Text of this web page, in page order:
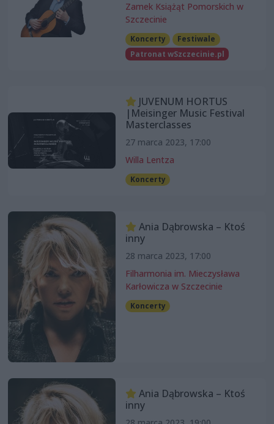
Zamek Książąt Pomorskich w
Szczecinie
Koncerty
Festiwale
Patronat wSzczecinie.pl
JUVENUM HORTUS
|Meisinger Music Festival
Masterclasses
27 marca 2023, 17:00
Willa Lentza
Koncerty
Ania Dąbrowska – Ktoś
inny
28 marca 2023, 17:00
Filharmonia im. Mieczysława
Karłowicza w Szczecinie
Koncerty
Ania Dąbrowska – Ktoś
inny